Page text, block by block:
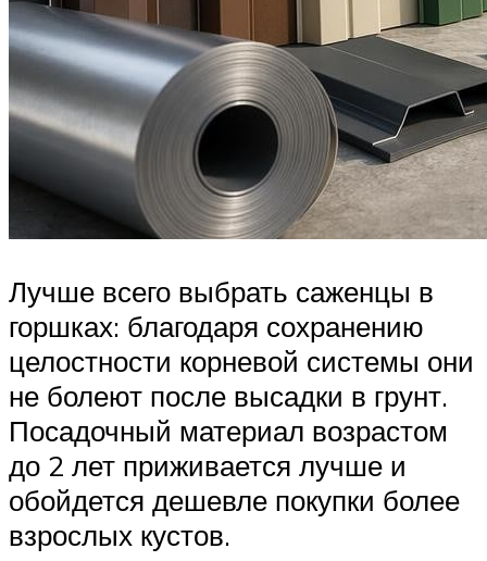
Лучше всего выбрать саженцы в
горшках: благодаря сохранению
целостности корневой системы они
не болеют после высадки в грунт.
Посадочный материал возрастом
до 2 лет приживается лучше и
обойдется дешевле покупки более
взрослых кустов.